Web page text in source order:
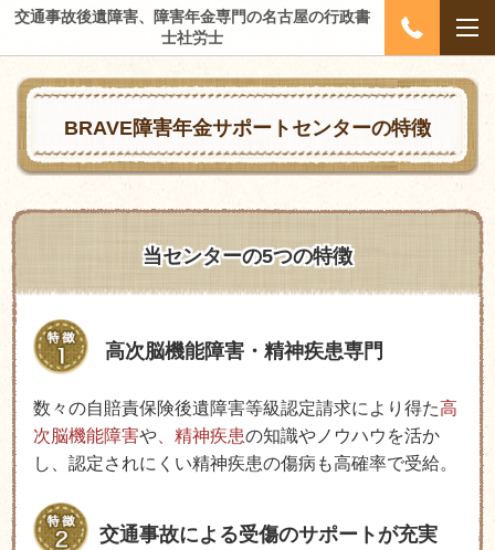
交通事故後遺障害、障害年金専門の名古屋の行政書
士社労士
BRAVE障害年金サポートセンターの特徴
当センターの5つの特徴
高次脳機能障害・精神疾患専門
数々の自賠責保険後遺障害等級認定請求により得た高
次脳機能障害や 、精神疾患の知識やノウハウを活か
し、認定されにくい精神疾患の傷病も高確率で受給。
交通事故による受傷のサポートが充実